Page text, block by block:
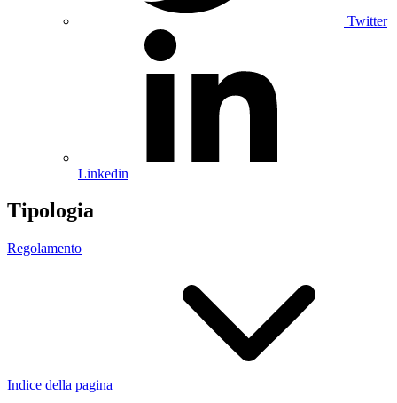
Twitter
Linkedin
Tipologia
Regolamento
Indice della pagina